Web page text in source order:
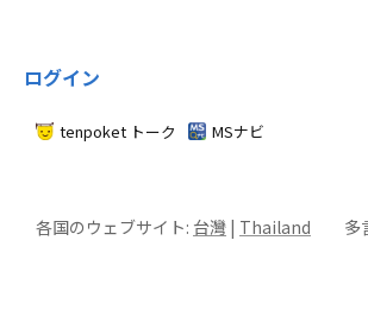
ログイン
tenpoket トーク MSナビ
各国のウェブサイト: 台灣 | Thailand 多言